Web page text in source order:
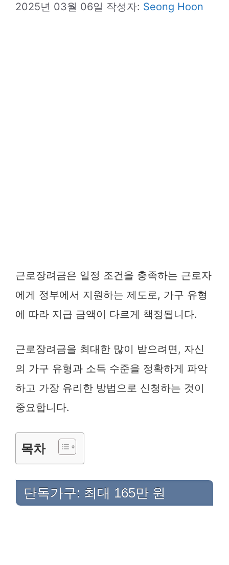
2025년 03월 06일 작성자: Seong Hoon
근로장려금은 일정 조건을 충족하는 근로자
에게 정부에서 지원하는 제도로, 가구 유형
에 따라 지급 금액이 다르게 책정됩니다.
근로장려금을 최대한 많이 받으려면, 자신
의 가구 유형과 소득 수준을 정확하게 파악
하고 가장 유리한 방법으로 신청하는 것이
중요합니다.
목차
단독가구: 최대 165만 원